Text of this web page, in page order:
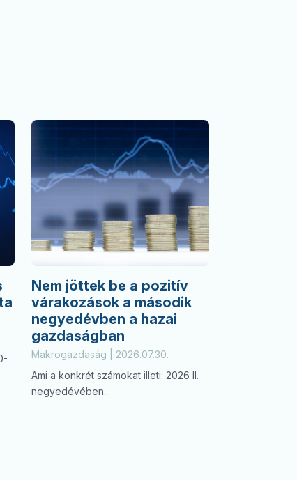
Nem jöttek be a pozitív
várakozások a második
negyedévben a hazai
gazdaságban
Makrogazdaság | 2026.07.30.
Ami a konkrét számokat illeti: 2026 II.
negyedévében...